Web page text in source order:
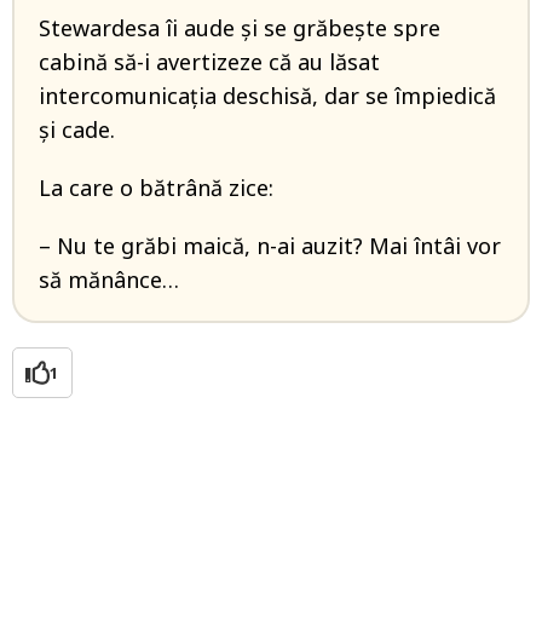
Stewardesa îi aude şi se grăbeşte spre
cabină să-i avertizeze că au lăsat
intercomunicaţia deschisă, dar se împiedică
şi cade.
La care o bătrână zice:
– Nu te grăbi maică, n-ai auzit? Mai întâi vor
să mănânce…
1